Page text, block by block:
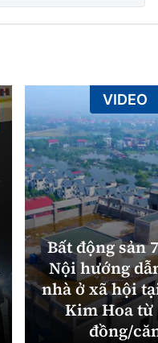
Bất động sản
Nội hướng
nhà ở xã hội
Kim Hoa từ
đồng/
VIDEO